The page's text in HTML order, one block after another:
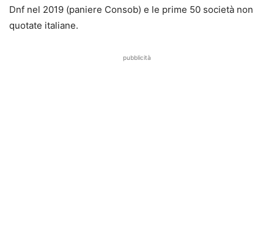
Dnf nel 2019 (paniere Consob) e le prime 50 società non
quotate italiane.
pubblicità